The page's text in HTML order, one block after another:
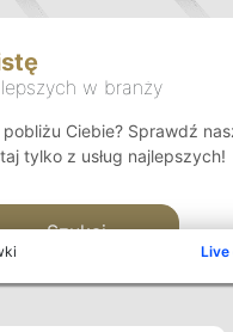
Live
w branży
Ciebie? Sprawdź
tylko z usług najlepszych!
Szukaj